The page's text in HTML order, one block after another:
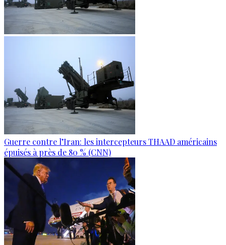
Guerre contre l’Iran: les intercepteurs THAAD américains
épuisés à près de 80 % (CNN)